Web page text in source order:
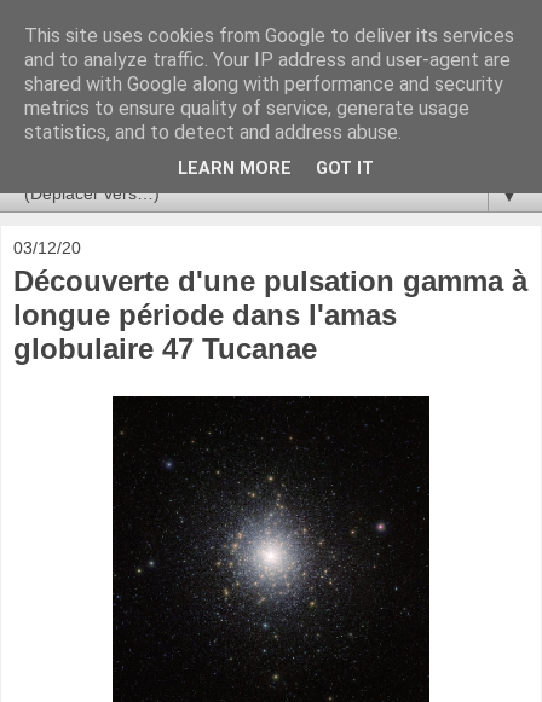
Ça se passe là haut
Astronomie, Astrophysique, Astroparticules, Cosmologie.
L'infini se contemple, indéfiniment. ISSN 2272-5768
▼
03/12/20
Découverte d'une pulsation gamma à
longue période dans l'amas
globulaire 47 Tucanae
This site uses cookies from Google to deliver its services
and to analyze traffic. Your IP address and user-agent are
shared with Google along with performance and security
metrics to ensure quality of service, generate usage
statistics, and to detect and address abuse.
LEARN MORE GOT IT